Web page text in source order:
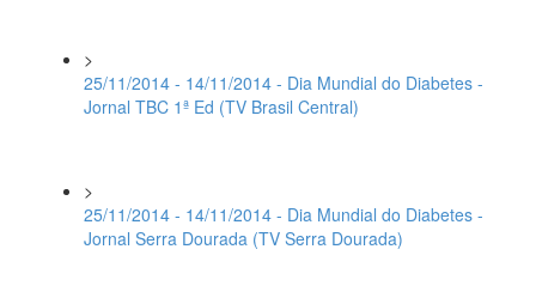
>
25/11/2014 - 14/11/2014 - Dia Mundial do Diabetes -
Jornal TBC 1ª Ed (TV Brasil Central)
>
25/11/2014 - 14/11/2014 - Dia Mundial do Diabetes -
Jornal Serra Dourada (TV Serra Dourada)